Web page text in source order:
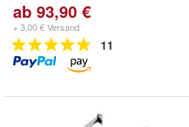
ab 93,90 €
+ 3,00 € Versand
11